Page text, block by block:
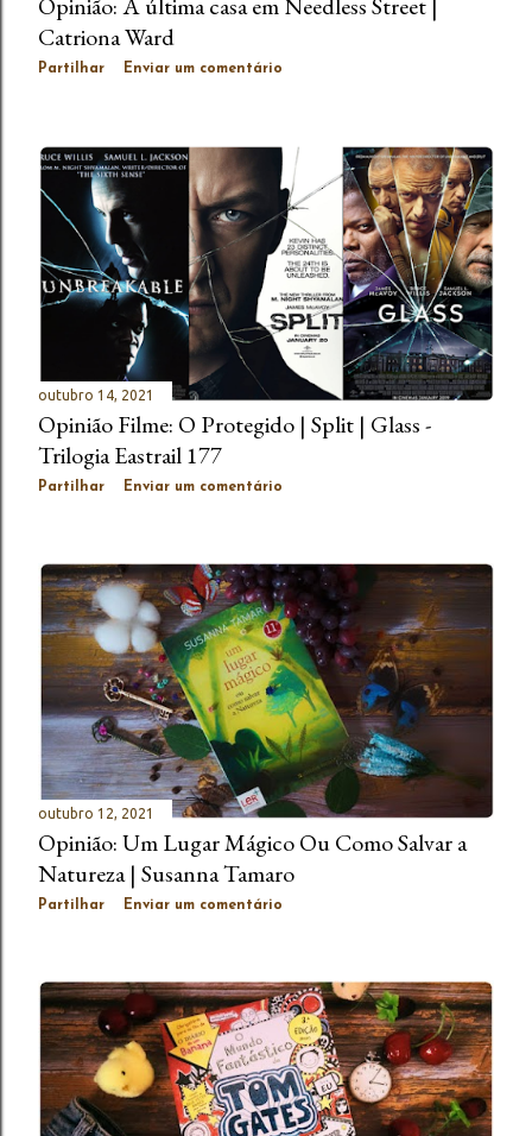
Catriona Ward
Partilhar Enviar um comentário
outubro 14, 2021
Opinião Filme: O Protegido | Split | Glass -
Trilogia Eastrail 177
Partilhar Enviar um comentário
outubro 12, 2021
Opinião: Um Lugar Mágico Ou Como Salvar a
Natureza | Susanna Tamaro
Partilhar Enviar um comentário